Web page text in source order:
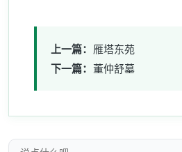
上一篇： 雁塔东苑
下一篇： 董仲舒墓